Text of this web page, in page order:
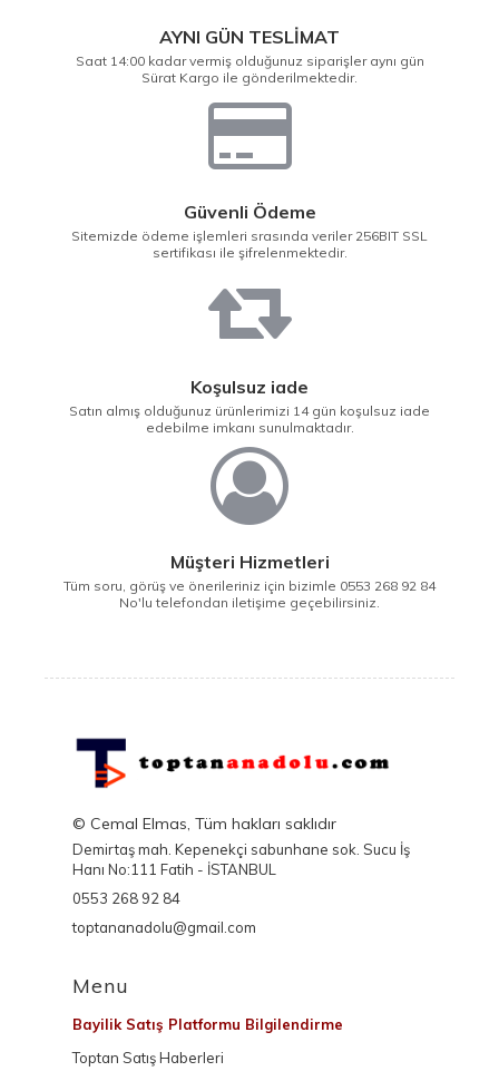
AYNI GÜN TESLİMAT
Saat 14:00 kadar vermiş olduğunuz siparişler aynı gün
Sürat Kargo ile gönderilmektedir.
Güvenli Ödeme
Sitemizde ödeme işlemleri srasında veriler 256BIT SSL
sertifikası ile şifrelenmektedir.
Koşulsuz iade
Satın almış olduğunuz ürünlerimizi 14 gün koşulsuz iade
edebilme imkanı sunulmaktadır.
Müşteri Hizmetleri
Tüm soru, görüş ve önerileriniz için bizimle 0553 268 92 84
No'lu telefondan iletişime geçebilirsiniz.
© Cemal Elmas, Tüm hakları saklıdır
Demirtaş mah. Kepenekçi sabunhane sok. Sucu İş
Hanı No:111 Fatih - İSTANBUL
0553 268 92 84
toptananadolu@gmail.com
Menu
Bayilik Satış Platformu Bilgilendirme
Toptan Satış Haberleri